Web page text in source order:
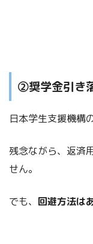
②奨学金引き
日本学生支援機構
残念ながら、返済
せん。
でも、 回避方法は